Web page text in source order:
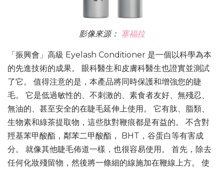
影像來源： 塞福拉
「振興會」高級 Eyelash Conditioner 是一個以科學為本
的先進技術的成果。 眼科醫生和皮膚科醫生也證實並測試
了它。 值得注意的是，本產品將同時保護和增強您的睫
毛。 它是低過敏性的、不刺激的、素食者友好、無殘忍、
無油的、甚至安全的在睫毛延伸上使用。 它有肽、脂類、
生物素和綠茶提取物，這些肽對鞭痕都是有益的。 不含對
羥基苯甲酸酯，鄰苯二甲酸酯， BHT，谷蛋白等有害成
分。 就像其他睫毛佈道一樣，也很容易使用。 首先，除去
任何化妝殘留物，然後將一條細的線施加在鞭線上方。 使